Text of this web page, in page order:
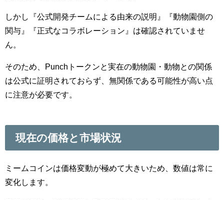
しかし『公式開発チームによる由来の説明』『動物園側の
関与』『正式なコラボレーション』は確認されていませ
ん。
そのため、Punchトークンと実在の動物園・動物との関係
は公式に証明されておらず、無関係である可能性が高い点
に注意が必要です。
現在の価格と市場状況
ミームコインは価格変動が極めて大きいため、数値は常に
変化します。